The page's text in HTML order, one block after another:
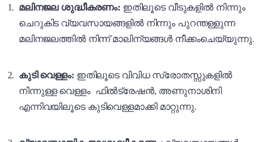
മലിനജല ശുദ്ധീകരണം: ഇതിലൂടെ വീടുകളിൽ നിന്നും
ചെറുകിട വ്യവസായങ്ങളിൽ നിന്നും പുറന്തള്ളുന്ന
മലിനജലത്തിൽ നിന്ന് മാലിന്യങ്ങൾ നീക്കംചെയ്യുന്നു.
കുടി വെള്ളം: ഇതിലൂടെ വിവിധ സ്രോതസ്സുകളിൽ
നിന്നുള്ള വെള്ളം ഫിൽട്രേഷൻ, അണുനാശിനി
എന്നിവയിലൂടെ കുടിവെള്ളമാക്കി മാറ്റുന്നു.